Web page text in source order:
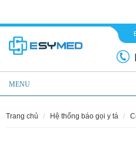
MENU
trang chủ hệ thống báo gọi y tá